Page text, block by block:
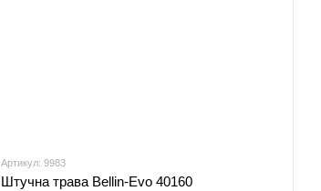
Артикул: 9983
Штучна трава Bellin-Evo 40160